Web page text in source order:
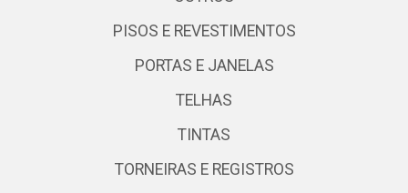
PISOS E REVESTIMENTOS
PORTAS E JANELAS
TELHAS
TINTAS
TORNEIRAS E REGISTROS